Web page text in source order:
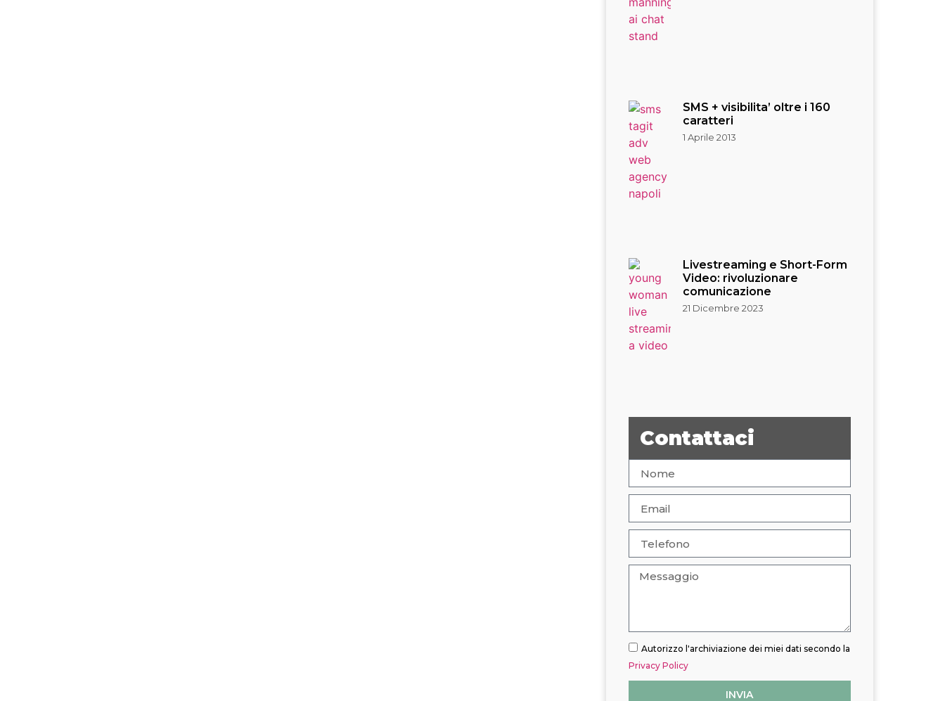
SMS + visibilita’ oltre i 160
caratteri
1 Aprile 2013
Livestreaming e Short-Form
Video: rivoluzionare
comunicazione
21 Dicembre 2023
Contattaci
Autorizzo l'archiviazione dei miei dati secondo la
Privacy Policy
INVIA